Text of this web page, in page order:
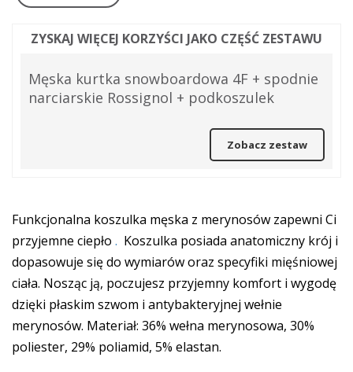
ZYSKAJ WIĘCEJ KORZYŚCI JAKO CZĘŚĆ ZESTAWU
Męska kurtka snowboardowa 4F + spodnie
narciarskie Rossignol + podkoszulek
Zobacz zestaw
Funkcjonalna koszulka męska z merynosów zapewni Ci
przyjemne ciepło . Koszulka posiada anatomiczny krój i
dopasowuje się do wymiarów oraz specyfiki mięśniowej
ciała. Nosząc ją, poczujesz przyjemny komfort i wygodę
dzięki płaskim szwom i antybakteryjnej wełnie
merynosów. Materiał: 36% wełna merynosowa, 30%
poliester, 29% poliamid, 5% elastan.